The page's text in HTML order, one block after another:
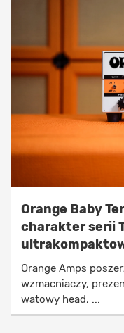
Orange Baby
charakter serii
Orange Amps
wzmacniaczy,
watowy head, ...